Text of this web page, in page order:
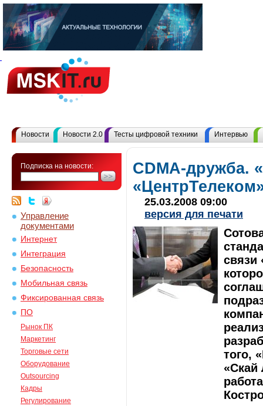
Новости Новости 2.0 Тесты цифровой техники Интервью
Подписка на новости:
Управление
документами
Интернет
Интеграция
Безопасность
Мобильная связь
Фиксированная связь
ПО
Рынок ПК
Маркетинг
Торговые сети
Оборудование
Outsourcing
Кадры
Регулирование
CDMA-дружба.
25.03.2008 09:00
версия для печати
связи
того,
«Скай